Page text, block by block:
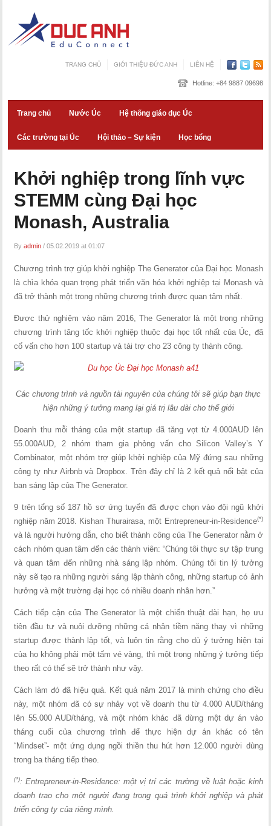
TRANG CHỦ GIỚI THIỆU ĐỨC ANH LIÊN HỆ
Hotline: +84 9887 09698
Trang chủ Nước Úc Hệ thống giáo dục Úc
Các trường tại Úc Hội thảo – Sự kiện Học bổng
Khởi nghiệp trong lĩnh vực
STEMM cùng Đại học
Monash, Australia
Byadmin /05.02.2019 at 01:07
Chương trình trợ giúp khởi nghiệp The Generator của Đại học Monash
là chìa khóa quan trọng phát triển văn hóa khởi nghiệp tại Monash và
đã trở thành một trong những chương trình được quan tâm nhất.
Được thử nghiệm vào năm 2016, The Generator là một trong những
chương trình tăng tốc khởi nghiệp thuộc đại học tốt nhất của Úc, đã
cố vấn cho hơn 100 startup và tài trợ cho 23 công ty thành công.
Các chương trình và nguồn tài nguyên của chúng tôi sẽ giúp bạn thực
hiện những ý tưởng mang lại giá trị lâu dài cho thế giới
Doanh thu mỗi tháng của một startup đã tăng vọt từ 4.000AUD lên
55.000AUD, 2 nhóm tham gia phỏng vấn cho Silicon Valley’s Y
Combinator, một nhóm trợ giúp khởi nghiệp của Mỹ đứng sau những
công ty như Airbnb và Dropbox. Trên đây chỉ là 2 kết quả nổi bật của
ban sáng lập của The Generator.
9 trên tổng số 187 hồ sơ ứng tuyển đã được chọn vào đội ngũ khởi
nghiệp năm 2018. Kishan Thurairasa, một Entrepreneur-in-Residence(*)
và là người hướng dẫn, cho biết thành công của The Generator nằm ở
cách nhóm quan tâm đến các thành viên: “Chúng tôi thực sự tập trung
và quan tâm đến những nhà sáng lập nhóm. Chúng tôi tin lý tưởng
này sẽ tạo ra những người sáng lập thành công, những startup có ảnh
hưởng và một trường đại học có nhiều doanh nhân hơn.”
Cách tiếp cận của The Generator là một chiến thuật dài hạn, họ ưu
tiên đầu tư và nuôi dưỡng những cá nhân tiềm năng thay vì những
startup được thành lập tốt, và luôn tin rằng cho dù ý tưởng hiện tại
của họ không phải một tấm vé vàng, thì một trong những ý tưởng tiếp
theo rất có thể sẽ trở thành như vậy.
Cách làm đó đã hiệu quả. Kết quả năm 2017 là minh chứng cho điều
này, một nhóm đã có sự nhảy vọt về doanh thu từ 4.000 AUD/tháng
lên 55.000 AUD/tháng, và một nhóm khác đã dừng một dự án vào
tháng cuối của chương trình để thực hiện dự án khác có tên
“Mindset”- một ứng dụng ngồi thiền thu hút hơn 12.000 người dùng
trong ba tháng tiếp theo.
(*): Entrepreneur-in-Residence: một vị trí các trường về luật hoặc kinh
doanh trao cho một người đang trong quá trình khởi nghiệp và phát
triển công ty của riêng mình.